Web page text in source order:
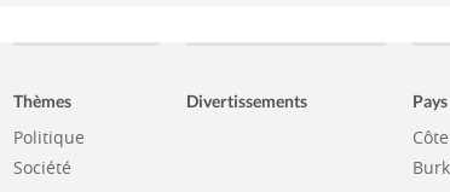
Thèmes
Politique
Société
Divertissements Pays